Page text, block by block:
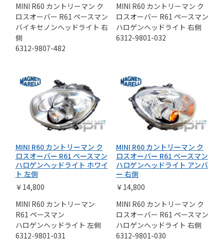
MINI R60 カントリーマン ク
ロスオーバー R61 ペースマン
バイキセノンヘッドライト 右
側
6312-9807-482
MINI R60 カントリーマン ク
ロスオーバー R61 ペースマン
ハロゲンヘッドライト 右側
6312-9801-032
MINI R60 カントリーマン ク
ロスオーバー R61 ペースマン
ハロゲンヘッドライト ホワイ
ト 左側
￥14,800
MINI R60 カントリーマン
R61 ペースマン
ハロゲンヘッドライト 左側
6312-9801-031
MINI R60 カントリーマン ク
ロスオーバー R61 ペースマン
ハロゲンヘッドライト アンバ
ー 右側
￥14,800
MINI R60 カントリーマン ク
ロスオーバー R61 ペースマン
ハロゲンヘッドライト 右側
6312-9801-030